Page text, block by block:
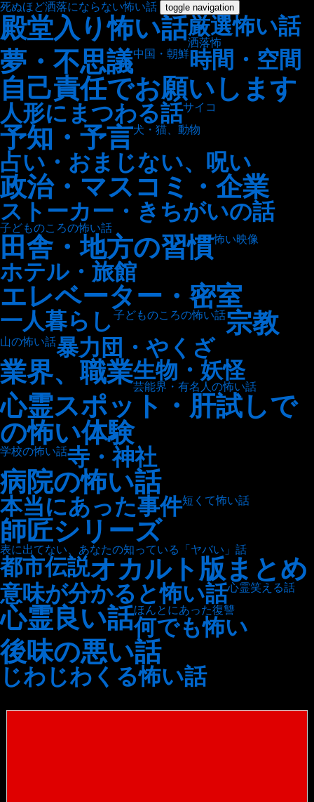
死ぬほど洒落にならない怖い話 toggle navigation
殿堂入り怖い話厳選怖い話
洒落怖
夢・不思議中国・朝鮮 時間・空間
自己責任でお願いします
人形にまつわる話サイコ
予知・予言犬・猫、動物
占い・おまじない、呪い
政治・マスコミ・企業
ストーカー・きちがいの話
子どものころの怖い話
田舎・地方の習慣怖い映像
ホテル・旅館
エレベーター・密室
一人暮らし 子どものころの怖い話宗教
山の怖い話暴力団・やくざ
業界、職業生物・妖怪
芸能界・有名人の怖い話
心霊スポット・肝試しで
の怖い体験
学校の怖い話寺・神社
病院の怖い話
本当にあった事件短くて怖い話
師匠シリーズ
表に出てない、あなたの知っている「ヤバい」話
都市伝説オカルト版まとめ
意味が分かると怖い話心霊笑える話
心霊良い話ほんとにあった復讐
何でも怖い
後味の悪い話
じわじわくる怖い話